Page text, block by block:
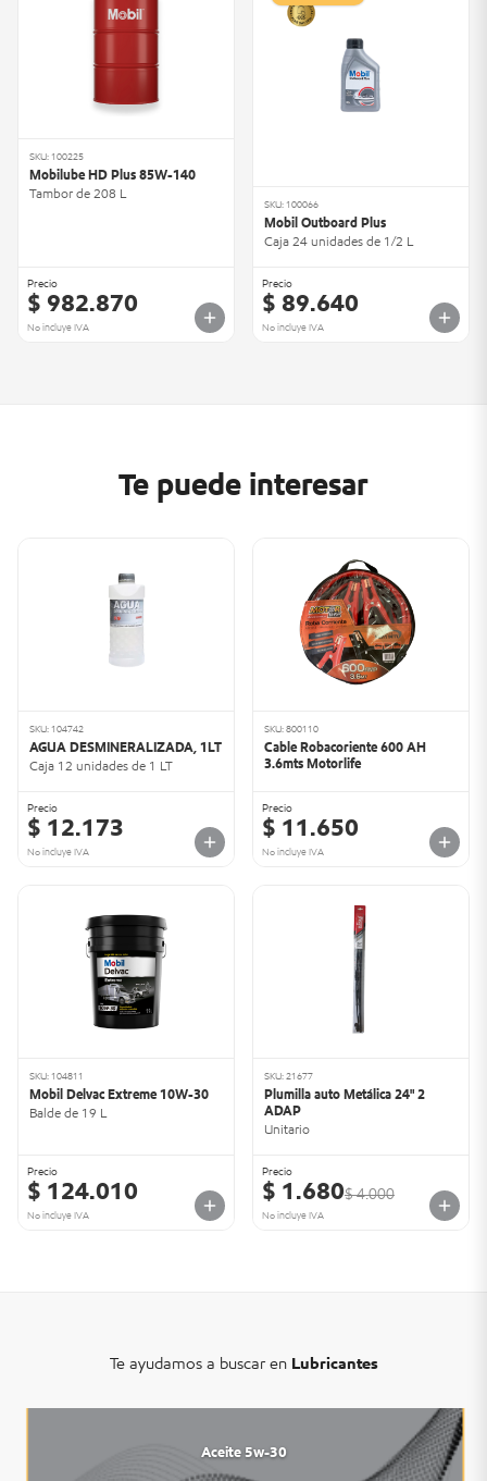
SKU: 100225
Mobilube HD Plus 85W-140
Tambor de 208 L
Precio
$ 982.870
No incluye IVA
SKU: 100066
Mobil Outboard Plus
Caja 24 unidades de 1/2 L
Precio
$ 89.640
No incluye IVA
Te puede interesar
SKU: 104742
AGUA DESMINERALIZADA, 1LT
Caja 12 unidades de 1 LT
Precio
$ 12.173
No incluye IVA
SKU: 800110
Cable Robacoriente 600 AH
3.6mts Motorlife
Precio
$ 11.650
No incluye IVA
SKU: 104811
Mobil Delvac Extreme 10W-30
Balde de 19 L
Precio
$ 124.010
No incluye IVA
SKU: 21677
Plumilla auto Metálica 24" 2
ADAP
Unitario
Precio
$ 1.680$ 4.000
No incluye IVA
Te ayudamos a buscar en Lubricantes
Aceite 5w-30